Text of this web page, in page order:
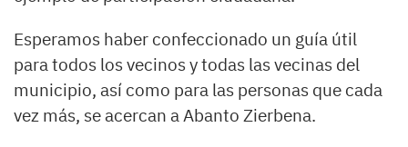
Esperamos haber confeccionado un guía útil
para todos los vecinos y todas las vecinas del
municipio, así como para las personas que cada
vez más, se acercan a Abanto Zierbena.